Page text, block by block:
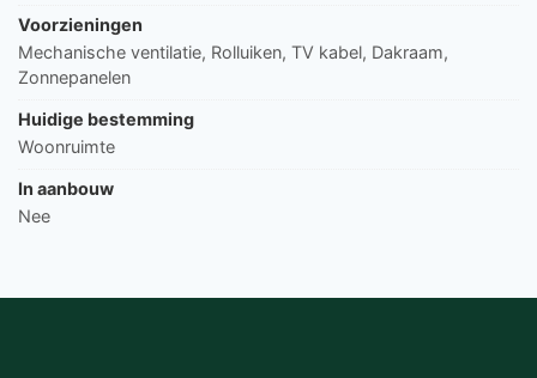
Voorzieningen
Mechanische ventilatie, Rolluiken, TV kabel, Dakraam,
Zonnepanelen
Huidige bestemming
Woonruimte
In aanbouw
Nee